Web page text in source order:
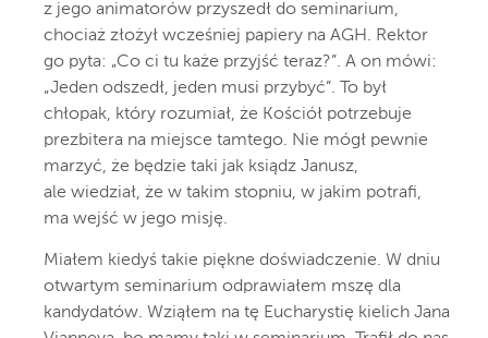
z jego animatorów przyszedł do seminarium,
chociaż złożył wcześniej papiery na AGH. Rektor
go pyta: „Co ci tu każe przyjść teraz?”. A on mówi:
„Jeden odszedł, jeden musi przybyć”. To był
chłopak, który rozumiał, że Kościół potrzebuje
prezbitera na miejsce tamtego. Nie mógł pewnie
marzyć, że będzie taki jak ksiądz Janusz,
ale wiedział, że w takim stopniu, w jakim potrafi,
ma wejść w jego misję.
Miałem kiedyś takie piękne doświadczenie. W dniu
otwartym seminarium odprawiałem mszę dla
kandydatów. Wziąłem na tę Eucharystię kielich Jana